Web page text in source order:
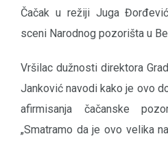
Čačak u režiji Juga
sceni Narodnog pozorišta u
Vršilac dužnosti direktora
Janković navodi kako je ovo
afirmisanja čačanske
„Smatramo da je ovo velika